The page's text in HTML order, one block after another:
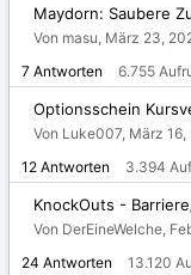
Maydorn: Saubere
Von masu, März 23,
7 Antworten 6.755
Optionsschein
Von Luke007, März 16,
12 Antworten 3.394
KnockOuts -
Von DerEineWelche,
24 Antworten 13.120